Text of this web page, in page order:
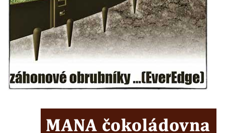
Kostel svatého Jiljí v Lužci nad Vltavou
Kaple Božího těla na hřbitově v Hostíně u
Vojkovic
u Vojkovic
Vltavou